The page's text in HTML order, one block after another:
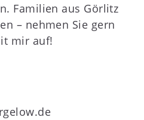
Familien aus Görlitz
– nehmen Sie gern
mir auf!